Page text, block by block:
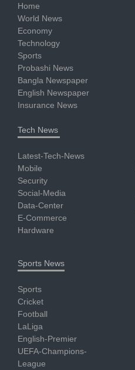
Home
World News
Economy
Technology
Sports
Probashi News
Bangla Newspaper
English Newspaper
Insurance News
Tech News
Latest-Tech-News
Mobile
Security
Social-Media
Data-Center
E-Commerce
Hardware
Sports News
Sports
Cricket
Football
LaLiga
English-Premier
UEFA-Champions-
League